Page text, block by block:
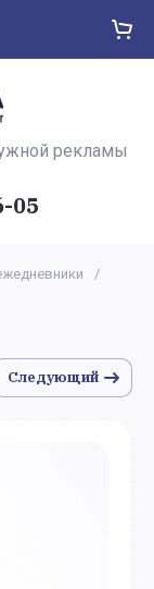
рекламы
05
/
Следующий